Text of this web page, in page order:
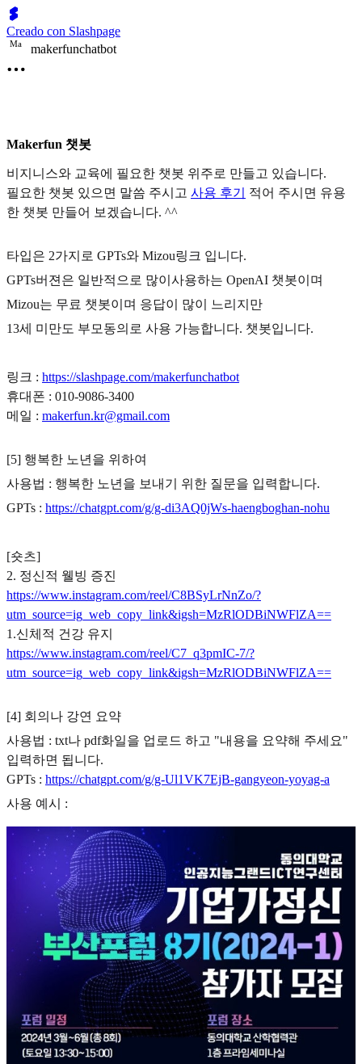
Creado con Slashpage
Ma makerfunchatbot
Makerfun 챗봇
비지니스와 교육에 필요한 챗봇 위주로 만들고 있습니다.
필요한 챗봇 있으면 말씀 주시고 사용 후기
적어 주시면 유용
한 챗봇 만들어 보겠습니다. ^^
타입은 2가지로 GPTs와 Mizou링크 입니다.
GPTs버젼은 일반적으로 많이사용하는 OpenAI 챗봇이며
Mizou는 무료 챗봇이며 응답이 많이 느리지만
13세 미만도 부모동의로 사용 가능합니다. 챗봇입니다.
링크 : https://slashpage.com/makerfunchatbot
휴대폰 : 010-9086-3400
메일 : makerfun.kr@gmail.com
[5] 행복한 노년을 위하여
사용법 : 행복한 노년을 보내기 위한 질문을 입력합니다.
GPTs : https://chatgpt.com/g/g-di3AQ0jWs-haengboghan-nohu
[숏츠]
2. 정신적 웰빙 증진
https://www.instagram.com/reel/C8BSyLrNnZo/?
utm_source=ig_web_copy_link&igsh=MzRlODBiNWFlZA==
1.신체적 건강 유지
https://www.instagram.com/reel/C7_q3pmIC-7/?
utm_source=ig_web_copy_link&igsh=MzRlODBiNWFlZA==
[4] 회의나 강연 요약
사용법 : txt나 pdf화일을 업로드 하고 "내용을 요약해 주세요"
입력하면 됩니다.
GPTs : https://chatgpt.com/g/g-Ul1VK7EjB-gangyeon-yoyag-a
사용 예시 :